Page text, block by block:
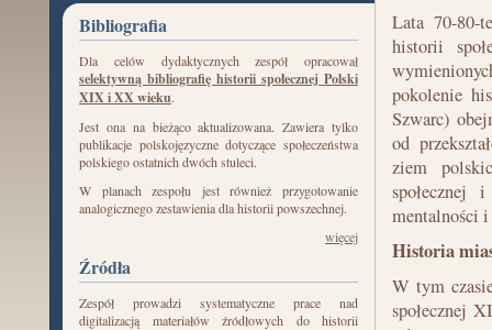
Lata 70-80-
historii
pokolenie
Szwarc)
od
ziem
społecznej
mentalności
Historia
W tym
społecznej
Bibliografia
Dla celów dydaktycznych zespół opracował
selektywną bibliografię historii społecznej Polski
XIX i XX wieku.
Jest ona na bieżąco aktualizowana. Zawiera tylko
publikacje polskojęzyczne dotyczące społeczeństwa
polskiego ostatnich dwóch stuleci.
W planach zespołu jest również przygotowanie
analogicznego zestawienia dla historii powszechnej.
więcej
Źródła
Zespół prowadzi systematyczne prace nad
digitalizacją materiałów źródłowych do historii